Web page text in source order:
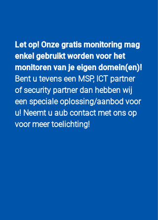
Let op! Onze gratis monitoring mag
enkel gebruikt worden voor het
monitoren van je eigen domein(en)!
Bent u tevens een MSP, ICT partner
of security partner dan hebben wij
een speciale oplossing/aanbod voor
u! Neemt u aub contact met ons op
voor meer toelichting!